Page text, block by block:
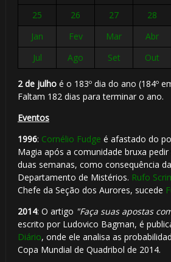
25
26 27 28
Jan Fev Mar Abr
Jul
Ago Set Out
2 de julhoé o 183º dia do ano (184º
Faltam 182 dias para terminar o ano.
Eventos
1996: Cornélio Fudge é afastado do
Magia após a comunidade bruxa
duas semanas, como consequência
Departamento de Mistérios. Rufo
Chefe da Seção dos Aurores, sucede
2014: O artigo "Faça suas apostas
escrito por Ludovico Bagman, é
Diário, onde ele analisa as
Copa Mundial de Quadribol de 2014.⚡